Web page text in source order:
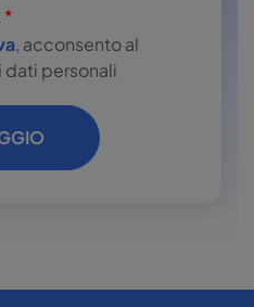
*
, acconsento al
personali